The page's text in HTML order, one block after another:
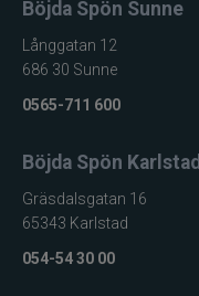
Molix
Mora
Mustad
Myran
Böjda Spön Sunne
Långgatan 12
686 30 Sunne
0565-711 600
Böjda Spön Karlstad
Gräsdalsgatan 16
65343 Karlstad
054-54 30 00